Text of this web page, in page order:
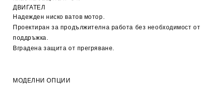
ДВИГАТЕЛ
Надежден ниско ватов мотор.
Проектиран за продължителна работа без необходимост от
поддръжка.
Вградена защита от прегряване.
МОДЕЛНИ ОПЦИИ